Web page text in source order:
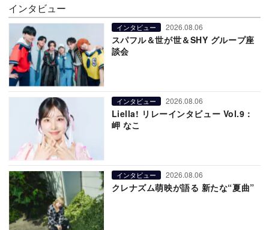
インタビュー
インタビュー 2026.08.06
スパフル＆世が世＆SHY グループ座
談会
インタビュー 2026.08.06
Liella! リレーインタビュー Vol.9：
岬 なこ
インタビュー 2026.08.06
クレナズム萌映が語る 新たな“夏曲”